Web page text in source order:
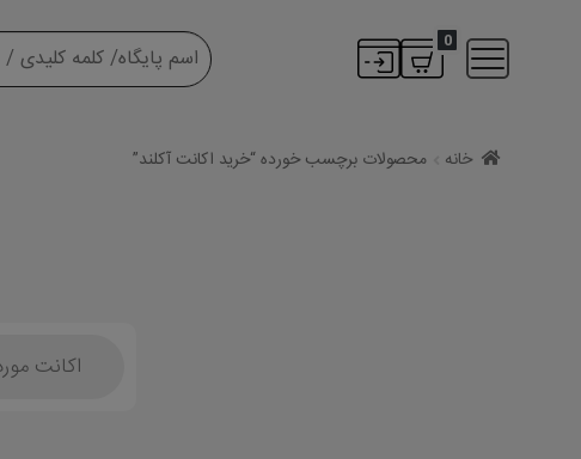
0
خانه محصولات برچسب خورده “خرید اکانت آکلند”
search